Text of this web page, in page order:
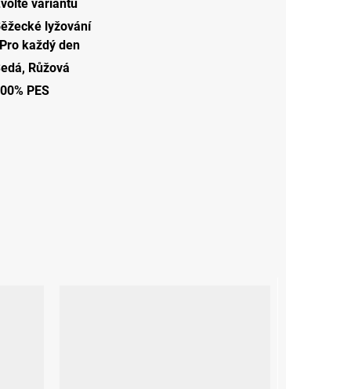
variantu
lyžování
každý den
, Růžová
PES